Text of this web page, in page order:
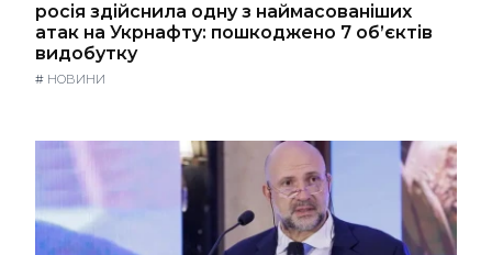
росія здійснила одну з наймасованіших
атак на Укрнафту: пошкоджено 7 об’єктів
видобутку
# НОВИНИ